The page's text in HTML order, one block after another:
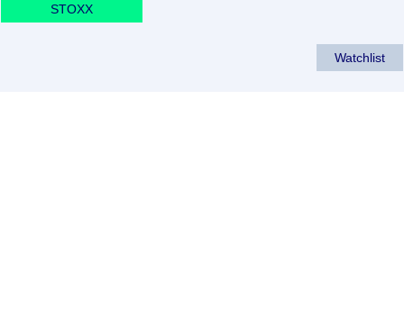
STOXX
Watchlist